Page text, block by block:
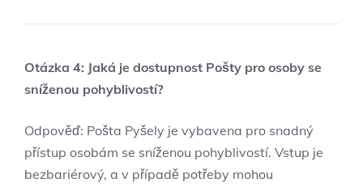
Otázka 4: Jaká je dostupnost Pošty pro osoby se
sníženou pohyblivostí?
Odpověď: Pošta Pyšely je vybavena pro snadný
přístup osobám se sníženou pohyblivostí. Vstup je
bezbariérový, a v případě potřeby mohou